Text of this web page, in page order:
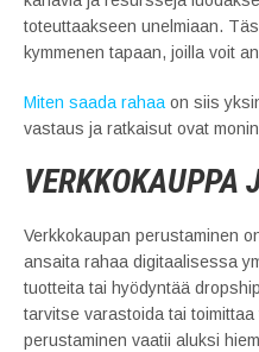
toteuttaakseen unelmiaan.
kymmenen tapaan, joilla voit
Miten saada rahaa on siis
vastaus ja ratkaisut ovat
VERKKOKAUPPA
Verkkokaupan perustaminen
ansaita rahaa digitaalisessa
tuotteita tai hyödyntää
tarvitse varastoida tai
perustaminen vaatii aluksi